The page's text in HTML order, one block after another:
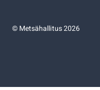
©Metsähallitus 2026